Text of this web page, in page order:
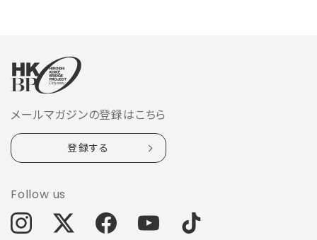
メールマガジンの登録はこちら
登録する
Follow us